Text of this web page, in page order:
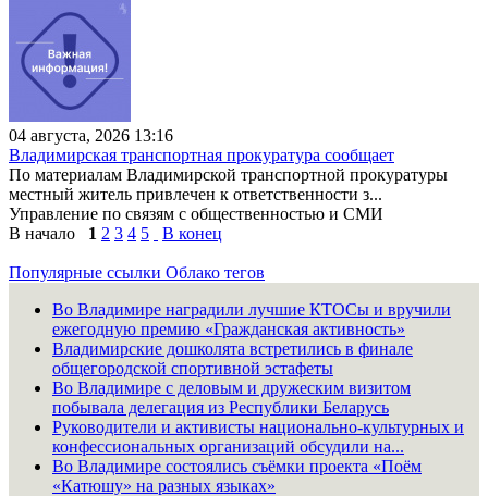
04 августа, 2026 13:16
Владимирская транспортная прокуратура сообщает
По материалам Владимирской транспортной прокуратуры
местный житель привлечен к ответственности з...
Управление по связям с общественностью и СМИ
В начало
1 2 3 4 5 В конец
Популярные ссылки Облако тегов
Во Владимире наградили лучшие КТОСы и вручили
ежегодную премию «Гражданская активность»
Владимирские дошколята встретились в финале
общегородской спортивной эстафеты
Во Владимире с деловым и дружеским визитом
побывала делегация из Республики Беларусь
Руководители и активисты национально-культурных и
конфессиональных организаций обсудили на...
Во Владимире состоялись съёмки проекта «Поём
«Катюшу» на разных языках»